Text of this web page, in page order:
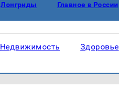
Лонгриды Главное в России
Недвижимость Здоровье